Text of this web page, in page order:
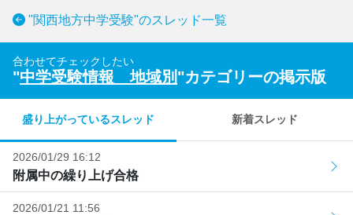
"関西地方中学受験"のスレッド一覧
合わせてチェックしたい
"中学受験情報 地域別 "カテゴリーの掲示版
盛り上がっているスレッド 新着スレッド
2026/01/29 16:12
附属中の繰り上げ合格
2026/01/21 11:56